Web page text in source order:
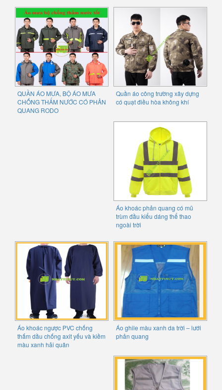
QUẦN ÁO MƯA, BỘ ÁO MƯA
CHỐNG THẤM NƯỚC CÓ PHẢN
QUANG RODO
Quần áo công trường xây dựng
có quạt điều hòa không khí
Áo khoác phản quang có mũ
trùm đầu kiểu dáng thể thao
ngoài trời
Áo khoác ngược PVC chống
thấm dầu chống axit yếu và kiềm
màu xanh hải quân
Áo ghile màu xanh da trời – lưới
phản quang